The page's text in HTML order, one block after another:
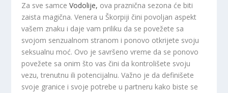
Za sve samceVodolije, ova praznična sezona će biti
zaista magična. Venera u Škorpiji čini povoljan aspekt
vašem znaku i daje vam priliku da se povežete sa
svojom senzualnom stranom i ponovo otkrijete svoju
seksualnu moć. Ovo je savršeno vreme da se ponovo
povežete sa onim što vas čini da kontrolišete svoju
vezu, trenutnu ili potencijalnu. Važno je da definišete
svoje granice i svoje potrebe u partneru kako biste se